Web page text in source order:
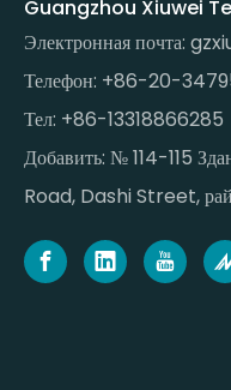
Guangzhou Xiuwei
Электронная почта:
Телефон: +86-20-
Тел: +86-13318866285
Добавить: № 114-115
Road, Dashi Street,